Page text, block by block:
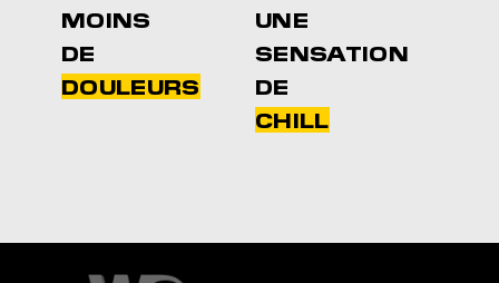
MOINS
DE
DOULEURS
UNE
SENSATION
DE
CHILL